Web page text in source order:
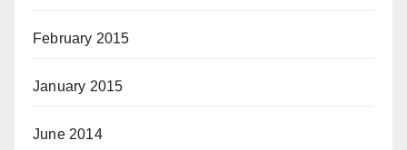
February 2015
January 2015
June 2014